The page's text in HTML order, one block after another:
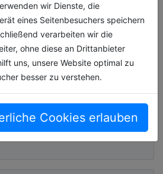
wir Dienste, die
eines Seitenbesuchers speichern
verarbeiten wir die
ohne diese an Drittanbieter
uns, unsere Website optimal zu
besser zu verstehen.
Cookies erlauben
für den
das 40V max. XGT Akku-
und vielseitig
Motoreinheit: die neue
ca. 2 Minuten